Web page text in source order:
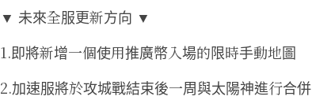
▼ 未來全服更新方向 ▼
1.即將新增一個使用推廣幣入場的限時手動地圖
2.加速服將於攻城戰結束後一周與太陽神進行合併